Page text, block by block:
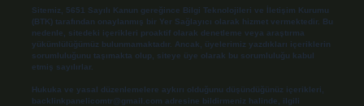
Sitemiz, 5651 Sayılı Kanun gereğince Bilgi Teknolojileri ve İletişim Kurumu
(BTK) tarafından onaylanmış bir Yer Sağlayıcı olarak hizmet vermektedir. Bu
nedenle, sitedeki içerikleri proaktif olarak denetleme veya araştırma
yükümlülüğümüz bulunmamaktadır. Ancak, üyelerimiz yazdıkları içeriklerin
sorumluluğunu taşımakta olup, siteye üye olarak bu sorumluluğu kabul
etmiş sayılırlar.
Hukuka ve yasal düzenlemelere aykırı olduğunu düşündüğünüz içerikleri,
backlinkpanelicomtr@gmail.com adresine bildirmeniz halinde, ilgili